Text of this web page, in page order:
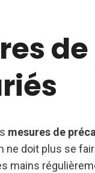
mesures de
ne doit plus se
mains